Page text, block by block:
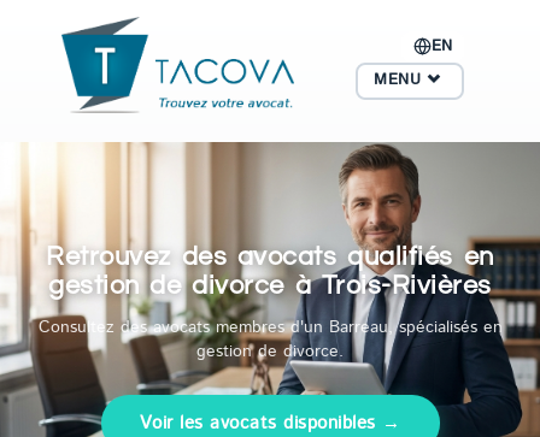
EN
MENU
Retrouvez des avocats qualifiés en
gestion de divorce à Trois-Rivières
Consultez des avocats membres d'un Barreau, spécialisés en
gestion de divorce.
Voir les avocats disponibles →